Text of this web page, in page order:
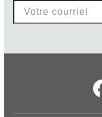
Votre